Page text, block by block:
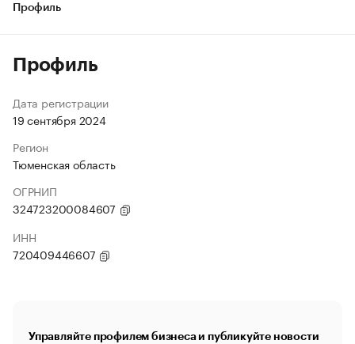
Профиль
Профиль
Дата регистрации
19 сентября 2024
Регион
Тюменская область
ОГРНИП
324723200084607
ИНН
720409446607
Управляйте профилем бизнеса и публикуйте новости